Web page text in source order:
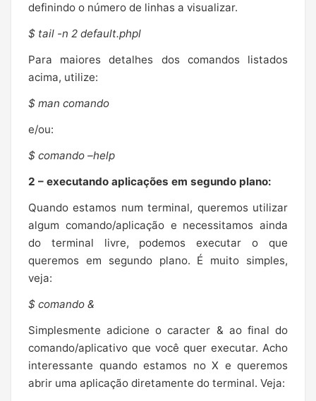
definindo o número de linhas a visualizar.
$ tail -n 2 default.phpl
Para maiores detalhes dos comandos listados
acima, utilize:
$ man comando
e/ou:
$ comando –help
2 – executando aplicações em segundo plano:
Quando estamos num terminal, queremos utilizar
algum comando/aplicação e necessitamos ainda
do terminal livre, podemos executar o que
queremos em segundo plano. É muito simples,
veja:
$ comando &
Simplesmente adicione o caracter & ao final do
comando/aplicativo que você quer executar. Acho
interessante quando estamos no X e queremos
abrir uma aplicação diretamente do terminal. Veja: